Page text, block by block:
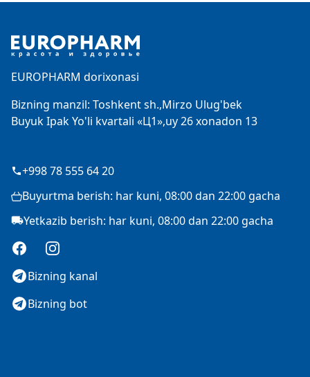
EUROPHARM dorixonasi
Bizning manzil: Toshkent sh.,Mirzo Ulug'bek
Buyuk Ipak Yo'li kvartali «Ц1»,uy 26 xonadon 13
+998 78 555 64 20
Buyurtma berish: har kuni, 08:00 dan 22:00 gacha
Yetkazib berish: har kuni, 08:00 dan 22:00 gacha
FacebookInstagram
Bizning kanal
Bizning bot